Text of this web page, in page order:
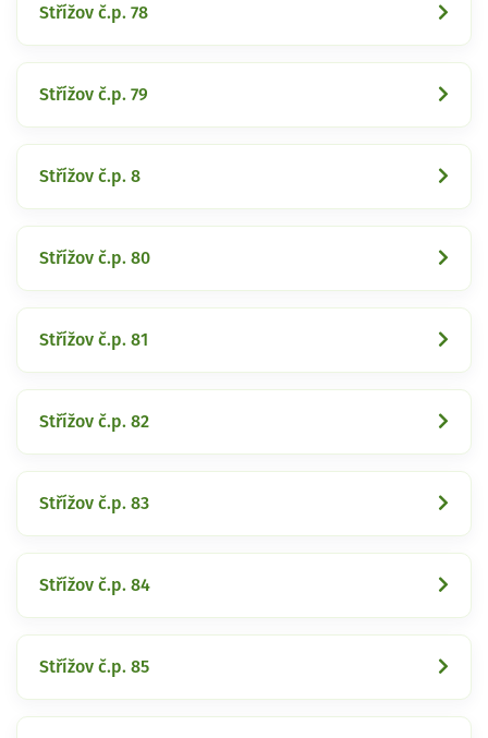
Střížov č.p. 78
Střížov č.p. 79
Střížov č.p. 8
Střížov č.p. 80
Střížov č.p. 81
Střížov č.p. 82
Střížov č.p. 83
Střížov č.p. 84
Střížov č.p. 85